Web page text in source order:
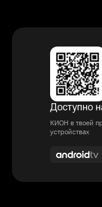
Доступно
КИОН в твоей
устройствах